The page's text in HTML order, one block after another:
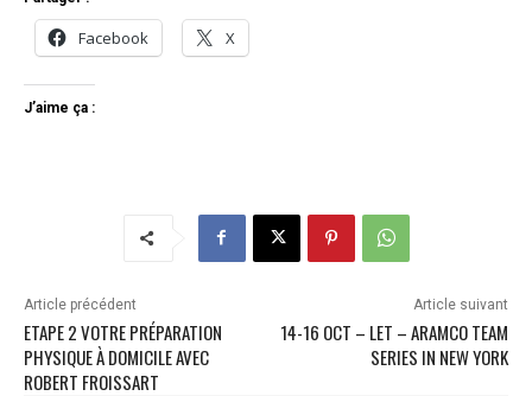
Facebook X
J’aime ça :
Article précédent
ETAPE 2 VOTRE PRÉPARATION
PHYSIQUE À DOMICILE AVEC
ROBERT FROISSART
Article suivant
14-16 OCT – LET – ARAMCO TEAM
SERIES IN NEW YORK